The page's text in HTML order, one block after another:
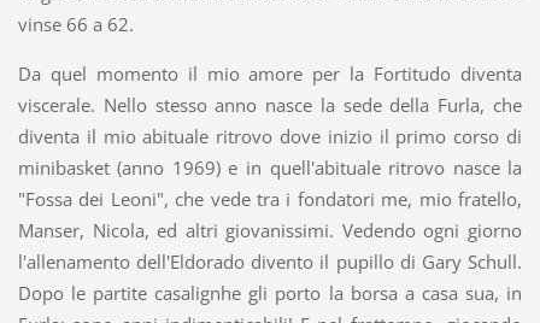
vinse 66 a 62.
Da quel momento il mio amore per la Fortitudo diventa
viscerale. Nello stesso anno nasce la sede della Furla, che
diventa il mio abituale ritrovo dove inizio il primo corso di
minibasket (anno 1969) e in quell'abituale ritrovo nasce la
"Fossa dei Leoni", che vede tra i fondatori me, mio fratello,
Manser, Nicola, ed altri giovanissimi. Vedendo ogni giorno
l'allenamento dell'Eldorado divento il pupillo di Gary Schull.
Dopo le partite casalignhe gli porto la borsa a casa sua, in